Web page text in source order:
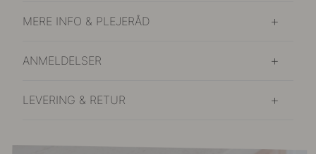
MERE INFO & PLEJERÅD
ANMELDELSER
LEVERING & RETUR